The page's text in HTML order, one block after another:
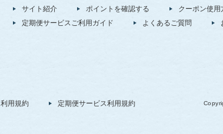
サイト紹介 ポイントを確認する クーポン使用
定期便サービスご利用ガイド
よくあるご質問
利用規約 定期便サービス利用規約